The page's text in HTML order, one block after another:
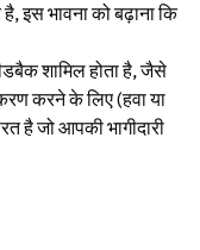
इस भावना को बढ़ाना कि
शामिल होता है, जैसे
करने के लिए (हवा या
है जो आपकी भागीदारी